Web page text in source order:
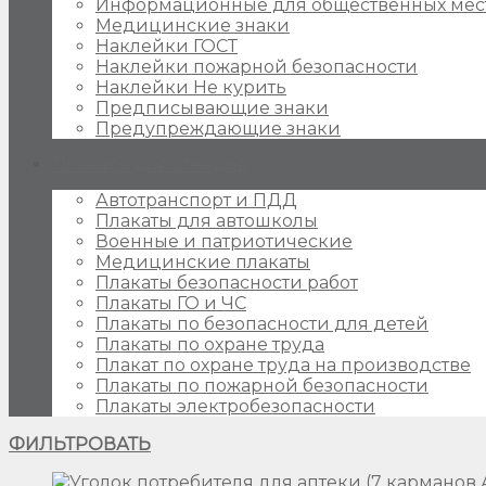
Информационные для общественных
Медицинские знаки
Наклейки ГОСТ
Наклейки пожарной безопасности
Наклейки Не курить
Предписывающие знаки
Предупреждающие знаки
Автотранспорт и ПДД
Плакаты для автошколы
Военные и патриотические
Медицинские плакаты
Плакаты безопасности работ
Плакаты ГО и ЧС
Плакаты по безопасности для детей
Плакаты по охране труда
Плакат по охране труда на производстве
Плакаты по пожарной безопасности
Плакаты электробезопасности
ФИЛЬТРОВАТЬ